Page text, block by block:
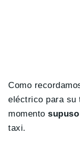
Como
eléctrico para su
momento
taxi.